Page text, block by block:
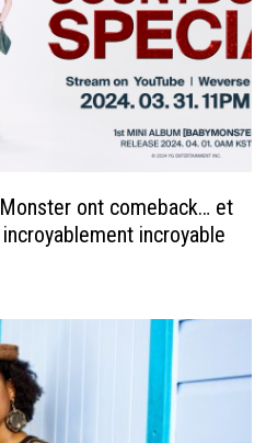
ont comeback… et
incroyable